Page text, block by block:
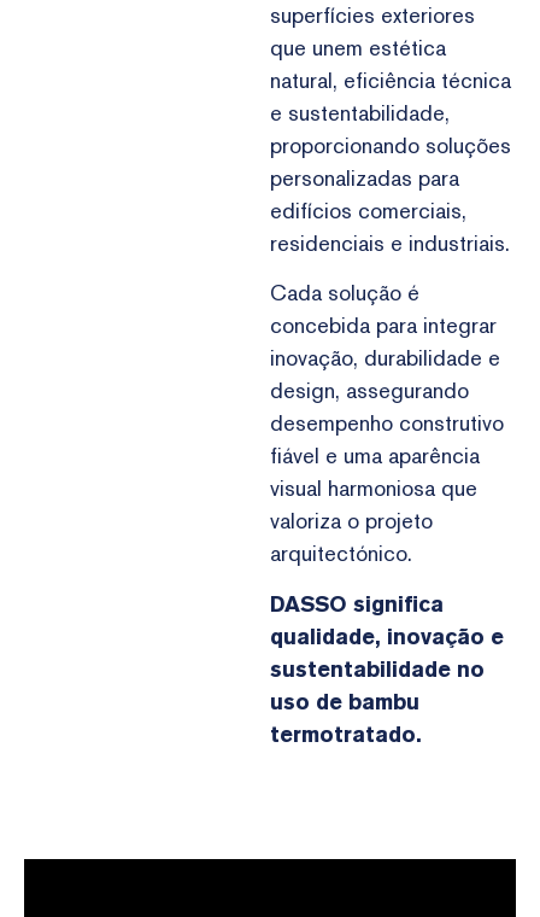
superfícies exteriores
que unem estética
natural, eficiência técnica
e sustentabilidade,
proporcionando soluções
personalizadas para
edifícios comerciais,
residenciais e industriais.
Cada solução é
concebida para integrar
inovação, durabilidade e
design, assegurando
desempenho construtivo
fiável e uma aparência
visual harmoniosa que
valoriza o projeto
arquitectónico.
DASSO significa
qualidade, inovação e
sustentabilidade no
uso de bambu
termotratado.